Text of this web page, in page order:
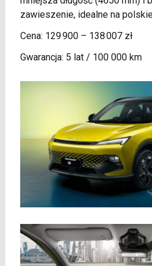
zawieszenie, idealne na
Cena: 129 900 – 138 007 zł
Gwarancja: 5 lat / 100 000 km